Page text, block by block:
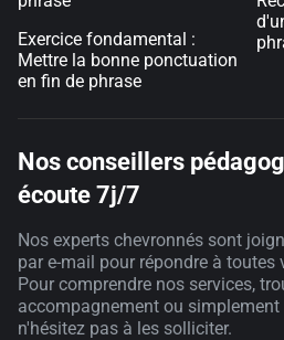
Exercice fondamental :
Mettre la bonne ponctuation
en fin de phrase
Nos conseillers
écoute 7j/7
Nos experts chevronnés sont
par e-mail pour répondre à toutes
Pour comprendre nos services,
accompagnement ou
n'hésitez pas à les solliciter.